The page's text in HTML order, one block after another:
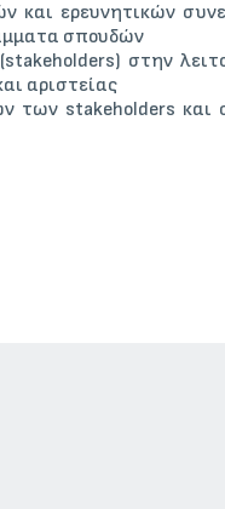
και ερευνητικών
σπουδών
στην
αριστείας
των stakeholders